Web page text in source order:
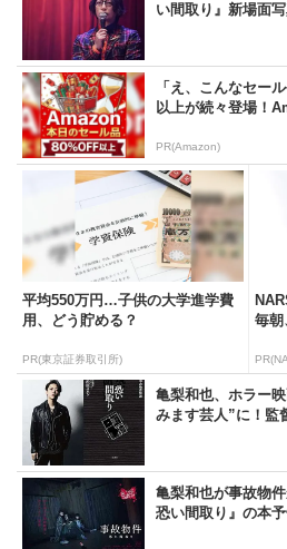
い間取り』新場面
「え、こんなセー
以上が続々登場！
PR(Amazon)
平均550万円…子供の大学進学費
用、どう貯める？
PR(東京証券取引所)
毎朝
亀梨和也、ホラー
みます芸人”に！監
亀梨和也が事故物
恐い間取り』の本